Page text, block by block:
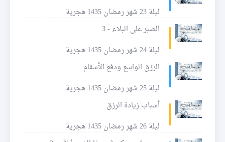
ليلة 23 شهر رمضان 1435 هجرية
الصبر على البلاء - 3
ليلة 24 شهر رمضان 1435 هجرية
الرزق الواسع ودفع الأسقام
ليلة 25 شهر رمضان 1435 هجرية
أسباب زيادة الرزق
ليلة 26 شهر رمضان 1435 هجرية